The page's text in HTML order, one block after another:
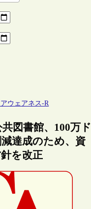
ウェアネス-R
図書館、100万ド
達成のため、資
を改正